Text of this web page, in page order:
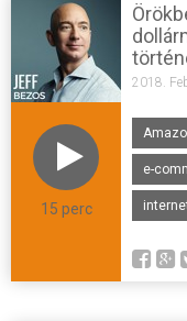
15 perc
2018.
e-